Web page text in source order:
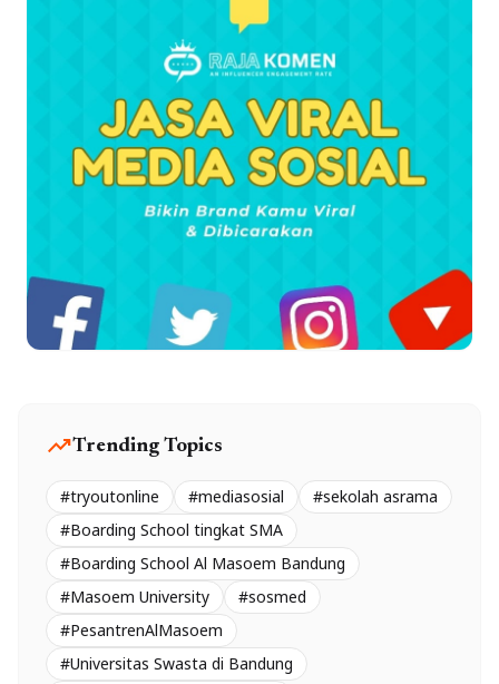
trending_upTrending Topics
#tryoutonline #mediasosial
#sekolah asrama
#Boarding School tingkat SMA
#Boarding School Al Masoem Bandung
#Masoem University
#sosmed
#PesantrenAlMasoem
#Universitas Swasta di Bandung